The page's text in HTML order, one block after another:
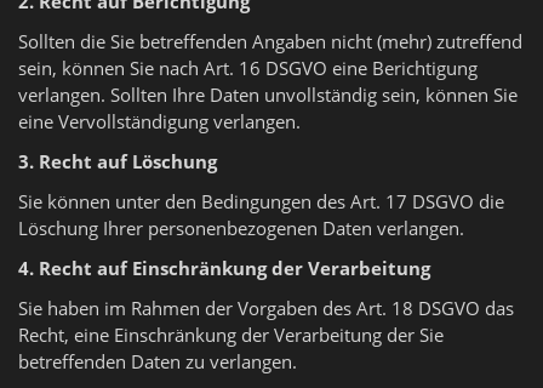
Sollten die Sie betreffenden Angaben nicht (mehr) zutreffend
sein, können Sie nach Art. 16 DSGVO eine Berichtigung
verlangen. Sollten Ihre Daten unvollständig sein, können Sie
eine Vervollständigung verlangen.
3. Recht auf Löschung
Sie können unter den Bedingungen des Art. 17 DSGVO die
Löschung Ihrer personenbezogenen Daten verlangen.
4. Recht auf Einschränkung der Verarbeitung
Sie haben im Rahmen der Vorgaben des Art. 18 DSGVO das
Recht, eine Einschränkung der Verarbeitung der Sie
betreffenden Daten zu verlangen.